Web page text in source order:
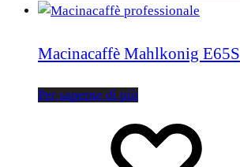
Macinacaffè Mahlkonig E65S
Per saperne di più